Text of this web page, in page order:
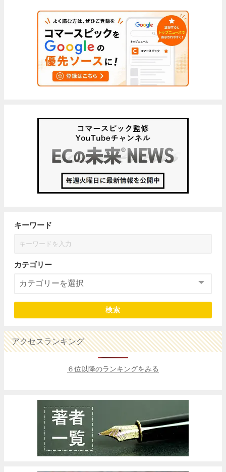
キーワード
カテゴリー
検索
アクセスランキング
６位以降のランキングをみる